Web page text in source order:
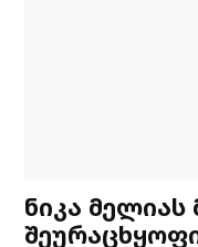
ნიკა